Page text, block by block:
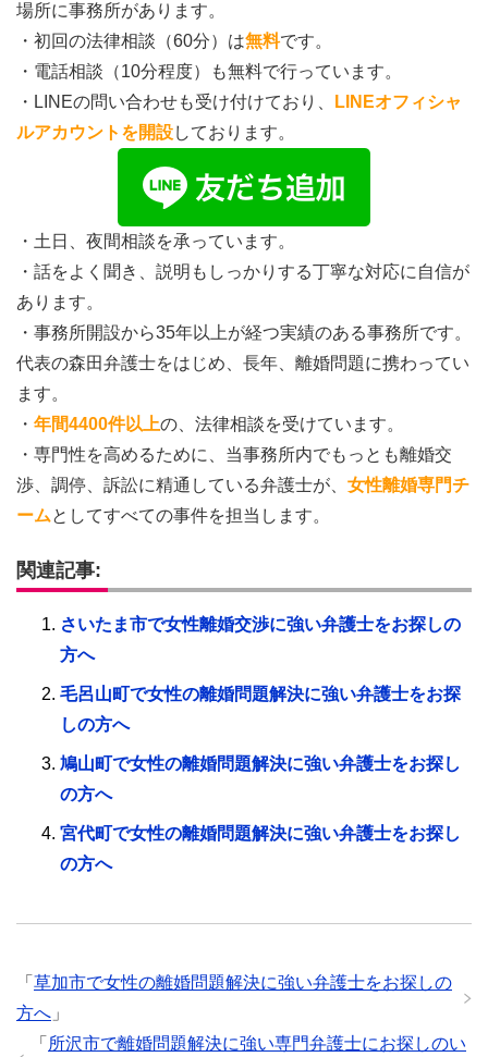
場所に事務所があります。
・初回の法律相談（60分）は無料です。
・電話相談（10分程度）も無料で行っています。
・LINEの問い合わせも受け付けており、
LINEオフィシャ
ルアカウントを開設しております。
・土日、夜間相談を承っています。
・話をよく聞き、説明もしっかりする丁寧な対応に自信が
あります。
・事務所開設から35年以上が経つ実績のある事務所です。
代表の森田弁護士をはじめ、長年、離婚問題に携わってい
ます。
・ 年間4400件以上の、法律相談を受けています。
・専門性を高めるために、当事務所内でもっとも離婚交
渉、調停、訴訟に精通している弁護士が、 女性離婚専門チ
ームとしてすべての事件を担当します。
関連記事:
さいたま市で女性離婚交渉に強い弁護士をお探しの
方へ
毛呂山町で女性の離婚問題解決に強い弁護士をお探
しの方へ
鳩山町で女性の離婚問題解決に強い弁護士をお探し
の方へ
宮代町で女性の離婚問題解決に強い弁護士をお探し
の方へ
「 草加市で女性の離婚問題解決に強い弁護士をお探しの
方へ 」
「 所沢市で離婚問題解決に強い専門弁護士にお探しのい